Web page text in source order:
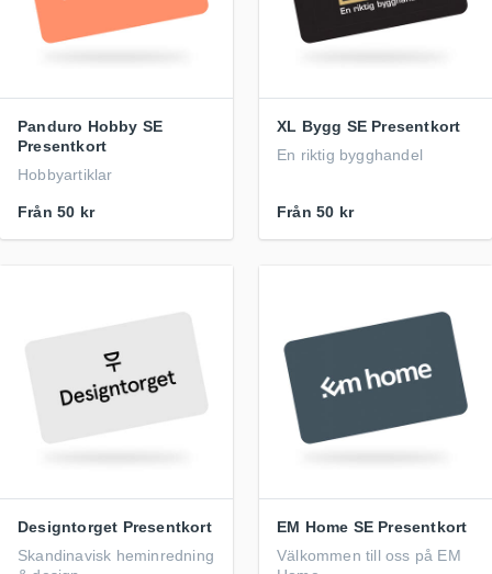
Panduro Hobby SE
Presentkort
Hobbyartiklar
Från 50 kr
XL Bygg SE Presentkort
En riktig bygghandel
Från 50 kr
Designtorget Presentkort
Skandinavisk heminredning
EM Home SE Presentkort
Välkommen till oss på EM